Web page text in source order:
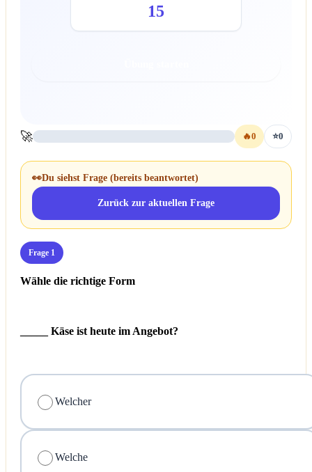
15
🚀 🔥0 ⭐0
👀Du siehst Frage (bereits beantwortet)
Zurück zur aktuellen Frage
Frage 1
Wähle die richtige Form
_____ Käse ist heute im Angebot?
Welcher
Welche